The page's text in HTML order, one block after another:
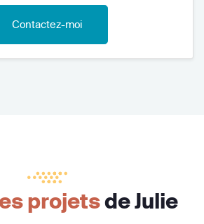
Contactez-moi
projetsde Julie